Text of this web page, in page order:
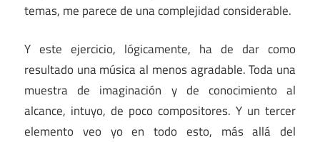
temas, me parece de una complejidad considerable.
Y este ejercicio, lógicamente, ha de dar como
resultado una música al menos agradable. Toda una
muestra de imaginación y de conocimiento al
alcance, intuyo, de poco compositores. Y un tercer
elemento veo yo en todo esto, más allá del